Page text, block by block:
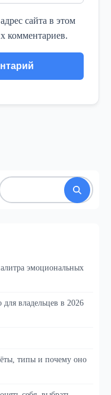
сайта в этом
комментариев.
эмоциональных
владельцев в 2026
типы и почему оно